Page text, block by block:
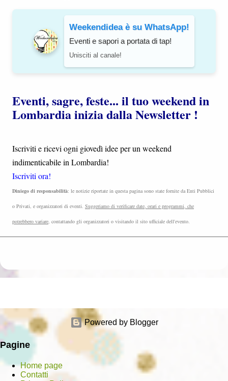
Weekendidea è su WhatsApp!
Eventi e sapori a portata di tap!
Unisciti al canale!
Eventi, sagre, feste... il tuo weekend in
Lombardia inizia dalla Newsletter !
Iscriviti e ricevi ogni giovedì idee per un weekend
indimenticabile in Lombardia!
Iscriviti ora!
Diniego di responsabilità: le notizie riportate in questa pagina sono state fornite da Enti Pubblici
o Privati, e organizzatori di eventi. Suggeriamo di verificare date, orari e programmi, che
potrebbero variare, contattando gli organizzatori o visitando il sito ufficiale dell'evento.
Powered by Blogger
Pagine
Home page
Contatti